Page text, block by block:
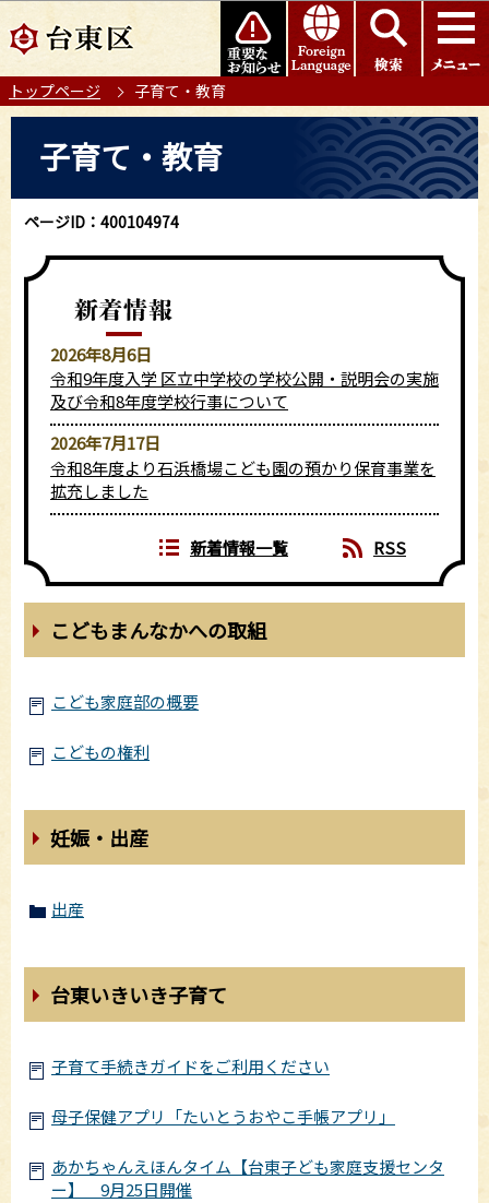
の
ー
ジ
頭
このページの本文へ移動
トップページ 子育て・教育
子育て・教育
ページID：400104974
2026年8月6日
令和9年度入学 区立中学校の学校公開・説明会の実施
及び令和8年度学校行事について
2026年7月17日
令和8年度より石浜橋場こども園の預かり保育事業を
拡充しました
新着情報一覧 RSS
こどもまんなかへの取組
こども家庭部の概要
こどもの権利
妊娠・出産
出産
台東いきいき子育て
子育て手続きガイドをご利用ください
母子保健アプリ「たいとうおやこ手帳アプリ」
あかちゃんえほんタイム【台東子ども家庭支援センタ
ー】 9月25日開催